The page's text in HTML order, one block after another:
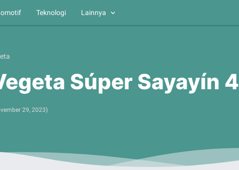
Teknologi Lainnya
Súper Sayayín 4
29, 2023)